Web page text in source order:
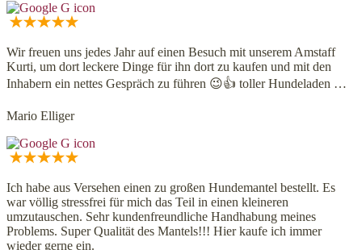
Wir freuen uns jedes Jahr auf einen Besuch mit unserem Amstaff
Kurti, um dort leckere Dinge für ihn dort zu kaufen und mit den
Inhabern ein nettes Gespräch zu führen 😉👍 toller Hundeladen …
Mario Elliger
Ich habe aus Versehen einen zu großen Hundemantel bestellt. Es
war völlig stressfrei für mich das Teil in einen kleineren
umzutauschen. Sehr kundenfreundliche Handhabung meines
Problems. Super Qualität des Mantels!!! Hier kaufe ich immer
wieder gerne ein.